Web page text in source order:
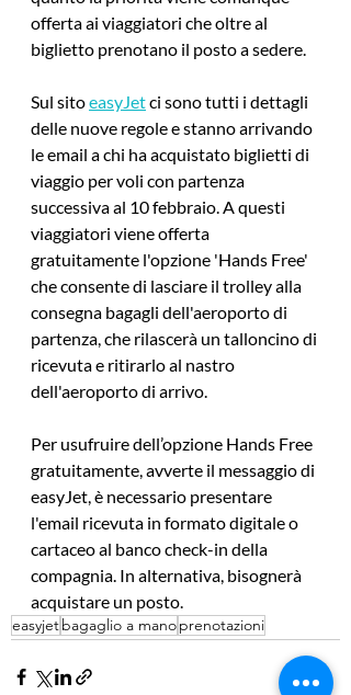
offerta ai viaggiatori che oltre al
biglietto prenotano il posto a sedere.
Sul sito easyJet ci sono tutti i dettagli
delle nuove regole e stanno arrivando
le email a chi ha acquistato biglietti di
viaggio per voli con partenza
successiva al 10 febbraio. A questi
viaggiatori viene offerta
gratuitamente l'opzione 'Hands Free'
che consente di lasciare il trolley alla
consegna bagagli dell'aeroporto di
partenza, che rilascerà un talloncino di
ricevuta e ritirarlo al nastro
dell'aeroporto di arrivo.
Per usufruire dell’opzione Hands Free
gratuitamente, avverte il messaggio di
easyJet, è necessario presentare
l'email ricevuta in formato digitale o
cartaceo al banco check-in della
compagnia. In alternativa, bisognerà
acquistare un posto.
easyjetbagaglio a manoprenotazioni